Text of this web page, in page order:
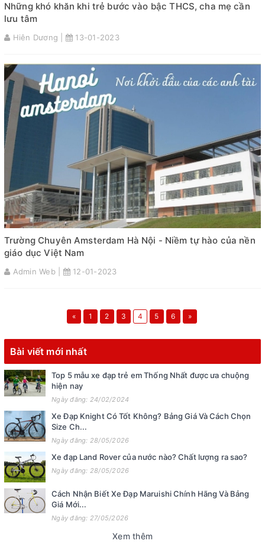
Những khó khăn khi trẻ bước vào bậc THCS, cha mẹ cần
lưu tâm
Hiên Dương | 13-01-2023
Trường Chuyên Amsterdam Hà Nội - Niềm tự hào của nền
giáo dục Việt Nam
Admin Web | 12-01-2023
« 1 2 3 4 5 6 »
Bài viết mới nhất
Top 5 mẫu xe đạp trẻ em Thống Nhất được ưa chuộng
hiện nay
Ngày đăng: 24/02/2024
Xe Đạp Knight Có Tốt Không? Bảng Giá Và Cách Chọn
Size Ch...
Ngày đăng: 28/05/2026
Xe đạp Land Rover của nước nào? Chất lượng ra sao?
Ngày đăng: 28/05/2026
Cách Nhận Biết Xe Đạp Maruishi Chính Hãng Và Bảng
Giá Mới...
Ngày đăng: 27/05/2026
Xem thêm